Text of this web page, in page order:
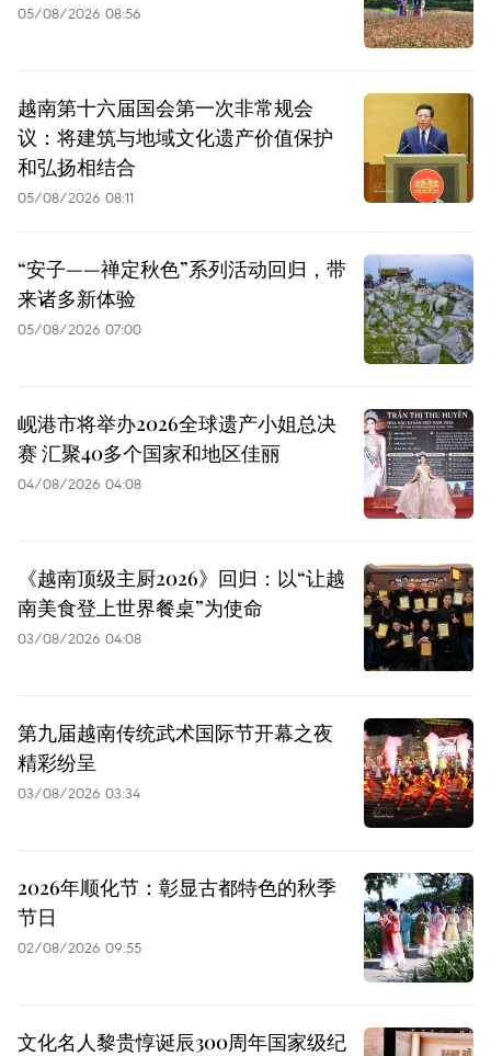
05/08/2026 08:56
越南第十六届国会第一次非常规会
议：将建筑与地域文化遗产价值保护
和弘扬相结合
05/08/2026 08:11
“安子——禅定秋色”系列活动回归，带
来诸多新体验
05/08/2026 07:00
岘港市将举办2026全球遗产小姐总决
赛 汇聚40多个国家和地区佳丽
04/08/2026 04:08
《越南顶级主厨2026》回归：以“让越
南美食登上世界餐桌”为使命
03/08/2026 04:08
第九届越南传统武术国际节开幕之夜
精彩纷呈
03/08/2026 03:34
2026年顺化节：彰显古都特色的秋季
节日
02/08/2026 09:55
文化名人黎贵惇诞辰300周年国家级纪